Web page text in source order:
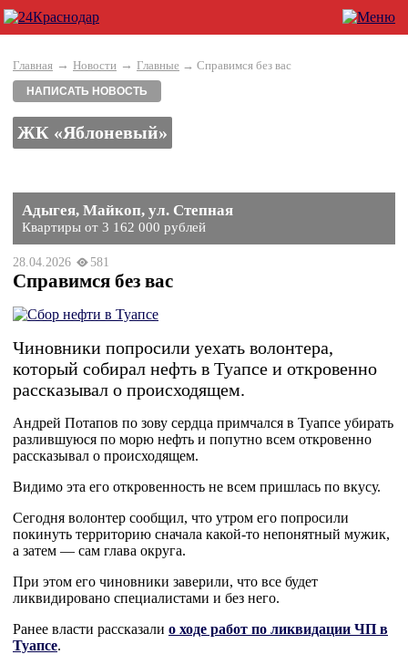
Главная → Новости → Главные → Справимся без вас
НАПИСАТЬ НОВОСТЬ
ЖК «Яблоневый»
Адыгея, Майкоп, ул. Степная
Квартиры от 3 162 000 рублей
28.04.2026 581
Справимся без вас
Чиновники попросили уехать волонтера,
который собирал нефть в Туапсе и откровенно
рассказывал о происходящем.
Андрей Потапов по зову сердца примчался в Туапсе убирать
разлившуюся по морю нефть и попутно всем откровенно
рассказывал о происходящем.
Видимо эта его откровенность не всем пришлась по вкусу.
Сегодня волонтер сообщил, что утром его попросили
покинуть территорию сначала какой-то непонятный мужик,
а затем — сам глава округа.
При этом его чиновники заверили, что все будет
ликвидировано специалистами и без него.
Ранее власти рассказали о ходе работ по ликвидации ЧП в
Туапсе.